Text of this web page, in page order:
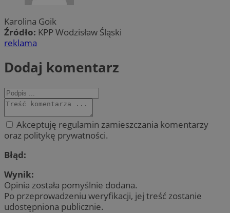
Karolina Goik
Źródło: KPP Wodzisław Śląski
reklama
Dodaj komentarz
Akceptuję regulamin zamieszczania komentarzy
oraz politykę prywatności.
Błąd:
Wynik:
Opinia została pomyślnie dodana.
Po przeprowadzeniu weryfikacji, jej treść zostanie
udostępniona publicznie.